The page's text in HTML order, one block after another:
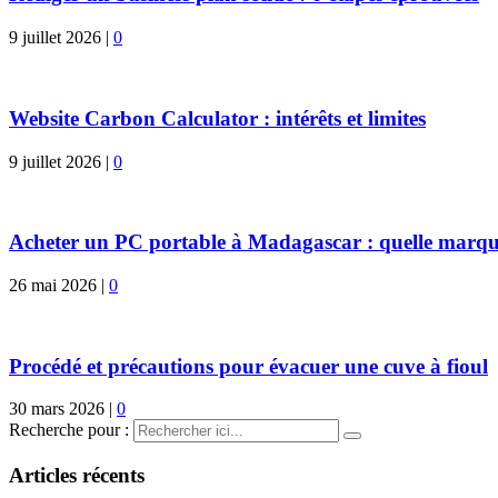
9 juillet 2026 | 0
Website Carbon Calculator : intérêts et limites
9 juillet 2026 | 0
Acheter un PC portable à Madagascar : quelle
26 mai 2026 | 0
Procédé et précautions pour évacuer une cuve à fioul
30 mars 2026 | 0
Recherche pour :
Articles récents